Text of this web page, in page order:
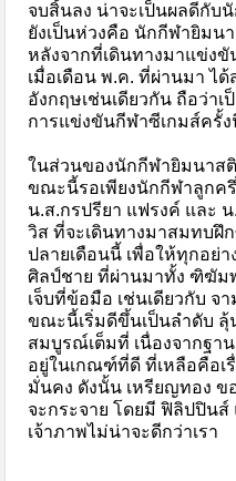
จบสิ้นลง น่าจะเป็นผลดีกับ
ยังเป็นห่วงคือ นักกีฬายิมน
หลังจากที่เดินทางมาแข่งขั
เมื่อเดือน พ.ค. ที่ผ่านมา ไ
อังกฤษเช่นเดียวกัน ถือว่า
การแข่งขันกีฬาซีเกมส์ครั้ง
ในส่วนของนักกีฬายิมนาส
ขณะนี้รอเพียงนักกีฬาลูกค
น.ส.กรปรียา แฟรงค์ และ
วิส ที่จะเดินทางมาสมทบฝึ
ปลายเดือนนี้ เพื่อให้ทุกอย่
ศิลป์ชาย ที่ผ่านมาทั้ง ฑิฆัม
เจ็บที่ข้อมือ เช่นเดียวกับ
ขณะนี้เริ่มดีขึ้นเป็นลำดับ ลุ้
สมบูรณ์เต็มที่ เนื่องจากฐ
อยู่ในเกณฑ์ที่ดี ที่เหลือคือเ
มั่นคง ดังนั้น เหรียญทอง
จะกระจาย โดยมี ฟิลิปปินส์
เจ้าภาพไม่น่าจะดีกว่าเรา